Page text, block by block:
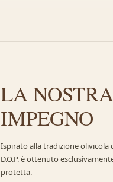
LA
IMPEGNO
Ispirato alla tradizione olivicola
D.O.P. è ottenuto
protetta.